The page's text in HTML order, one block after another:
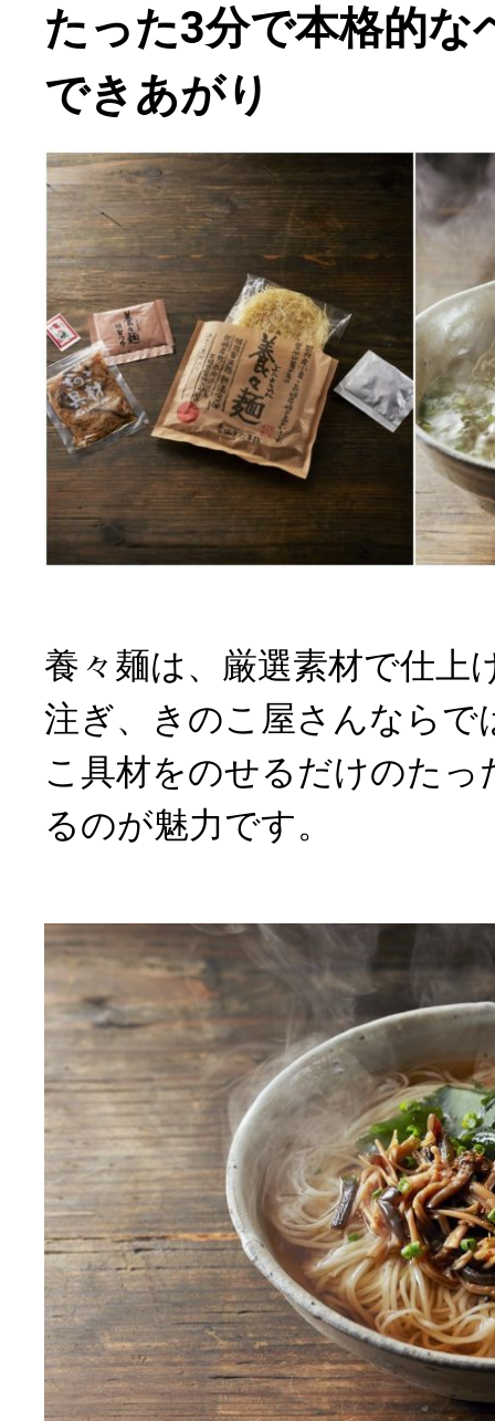
たった3分で本格的な
できあがり
養々麺は、厳選素材で仕上
注ぎ、きのこ屋さんならで
こ具材をのせるだけのたっ
るのが魅力です。